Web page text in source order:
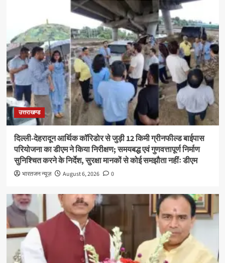
उत्तराखण्ड
दिल्ली-देहरादून आर्थिक कॉरिडोर से जुड़ी 12 किमी ग्रीनफील्ड बाईपास
परियोजना का डीएम ने किया निरीक्षण; समयबद्ध एवं गुणवत्तापूर्ण निर्माण
सुनिश्चित करने के निर्देश, सुरक्षा मानकों से कोई समझौता नहींः डीएम
भारतजन न्यूज़ August 6, 2026 0